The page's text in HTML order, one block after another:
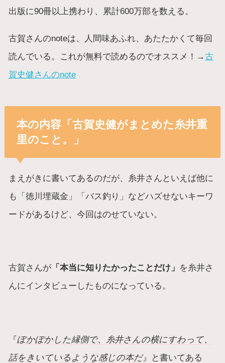
出版に90冊以上携わり、累計600万部を数える。
古賀さんのnoteは、人間味あふれ、あたたかくて毎回
読んでいる。これが無料で読めるのでオススメ！→古
賀史健さんのnote
本の内容「古賀史健がまとめた糸井重
里のこと。」
まえがきに書いてあるのだが、糸井さんといえば他に
も「徳川埋蔵金」「バス釣り」などハズせないキーワ
ードがあるけど、今回はのせていない。
古賀さんが 「本当に知りたかったことだけ」 を糸井さ
んにインタビューしたものになっている。
『ぽかぽかした縁側で、糸井さんの横にすわって、
話をきいているような感じの本だ』と書いてある